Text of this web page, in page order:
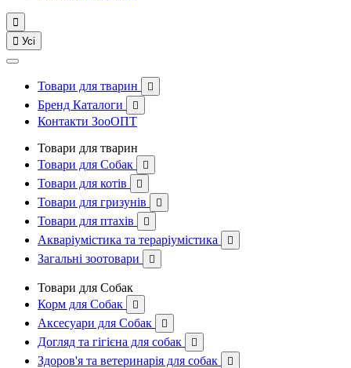

 Усі
Товари для тварин 
Бренд Каталоги 
Контакти ЗооОПТ
Товари для тварин
Товари для Собак

Товари для котів 
Товари для гризунів 
Товари для птахів 
Акваріумістика та тераріумістика 
Загальні зоотовари 
Товари для Собак
Корм для Собак

Аксесуари для Собак 
Догляд та гігієна для собак 
Здоров'я та ветеринарія для собак 